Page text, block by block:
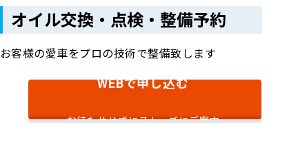
オイル交換・点検・整備予約
お客様の愛車をプロの技術で整備致します
WEBで申し込む
お待たせせずにスムーズにご案内